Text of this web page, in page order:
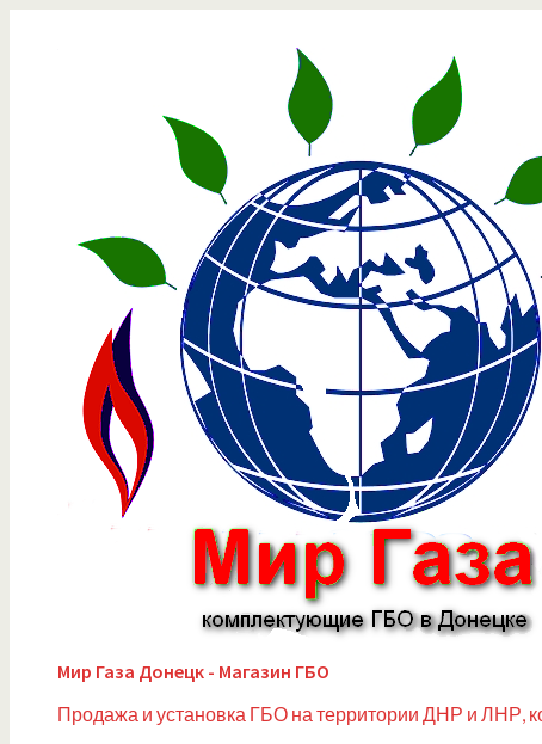
Мир Газа Донецк - Магазин ГБО
Продажа и установка ГБО на территории ДНР и ЛНР,